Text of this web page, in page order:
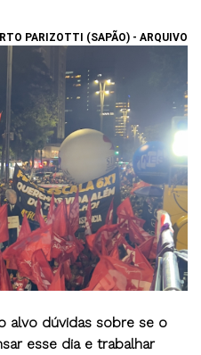
PARIZOTTI (SAPÃO) - ARQUIVO
alvo dúvidas sobre se o
esse dia e trabalhar